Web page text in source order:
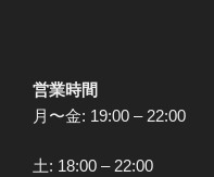
営業時間
月〜金: 19:00 – 22:00
土: 18:00 – 22:00